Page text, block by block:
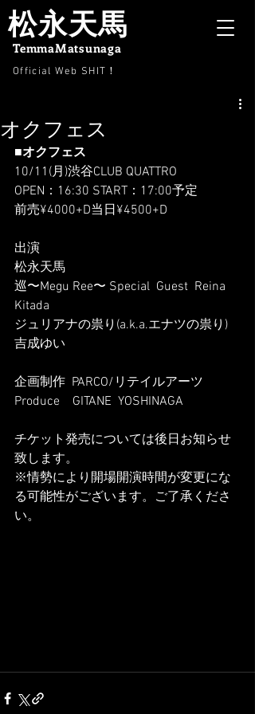
Official Web SHIT ！
松永天馬
TemmaMatsunaga
オクフェス
■オクフェス
10/11(月)渋谷CLUB QUATTRO
OPEN：16:30 START：17:00予定
前売¥4000+D当日¥4500+D
出演
松永天馬
巡〜Megu Ree〜 Special  Guest  Reina
Kitada
ジュリアナの祟り(a.k.a.エナツの祟り)
吉成ゆい
企画制作  PARCO/リテイルアーツ
Produce    GITANE  YOSHINAGA
チケット発売については後日お知らせ
致します。
※情勢により開場開演時間が変更にな
る可能性がございます。ご了承くださ
い。